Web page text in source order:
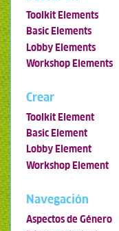
Toolkit Elements
Basic Elements
Lobby Elements
Workshop Elements
Crear
Toolkit Element
Basic Element
Lobby Element
Workshop Element
Navegación
Aspectos de Género